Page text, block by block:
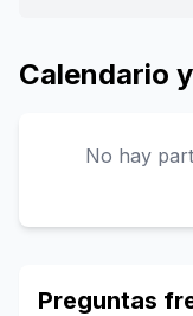
Calendario
No hay
Preguntas